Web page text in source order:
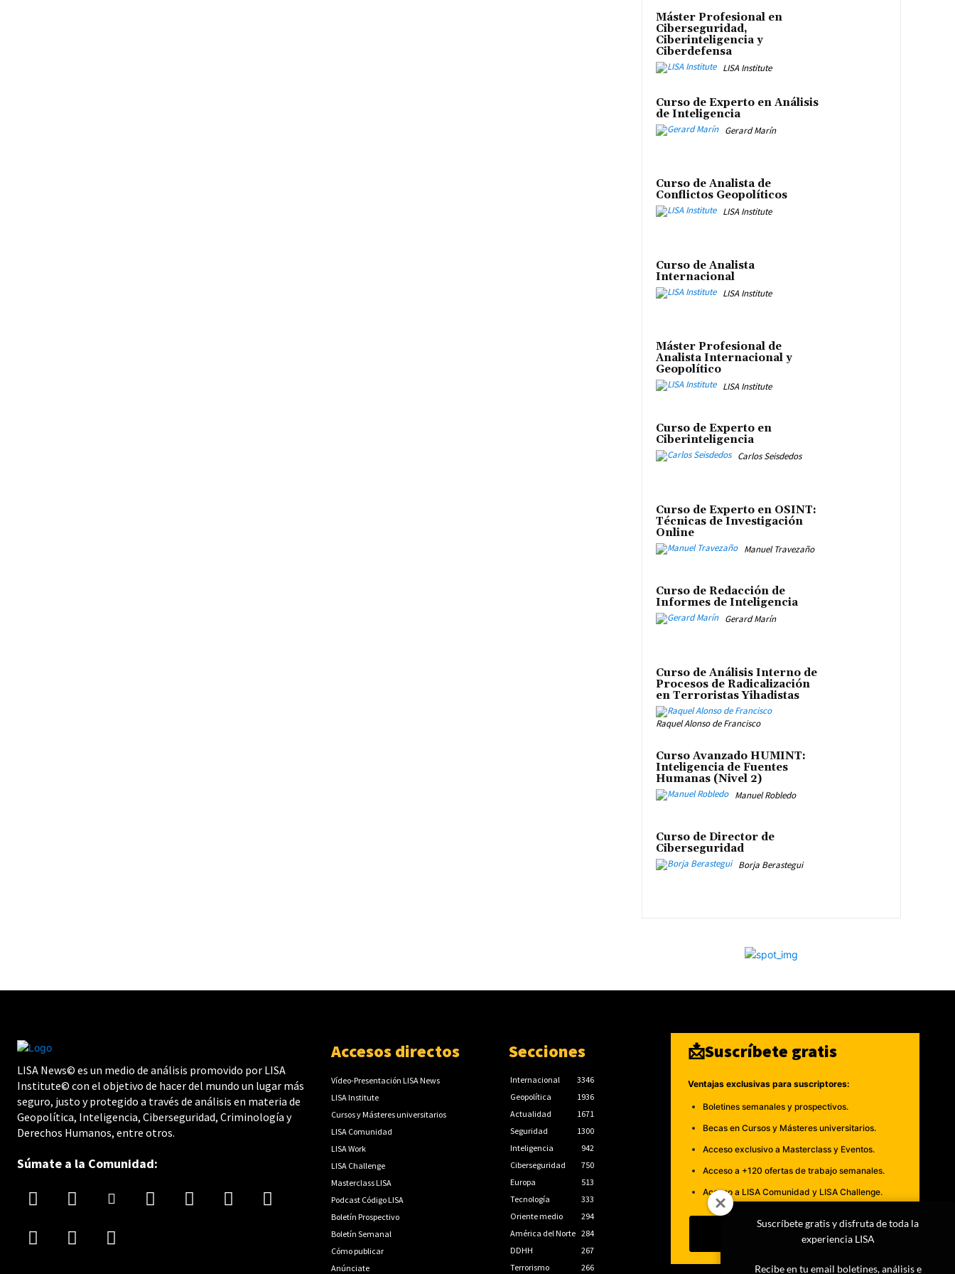
Máster Profesional en
Ciberseguridad,
Ciberinteligencia y
Ciberdefensa
LISA Institute
Curso de Experto en Análisis
de Inteligencia
Gerard Marín
Curso de Analista de
Conflictos Geopolíticos
LISA Institute
Curso de Analista
Internacional
LISA Institute
Máster Profesional de
Analista Internacional y
Geopolítico
LISA Institute
Curso de Experto en
Ciberinteligencia
Carlos Seisdedos
Curso de Experto en OSINT:
Técnicas de Investigación
Online
Manuel Travezaño
Curso de Redacción de
Informes de Inteligencia
Gerard Marín
Curso de Análisis Interno de
Procesos de Radicalización
en Terroristas Yihadistas
Raquel Alonso de Francisco
Curso Avanzado HUMINT:
Inteligencia de Fuentes
Humanas (Nivel 2)
Manuel Robledo
Curso de Director de
Ciberseguridad
Borja Berastegui
LISA News© es un medio de análisis promovido por LISA
Institute© con el objetivo de hacer del mundo un lugar más
seguro, justo y protegido a través de análisis en materia de
Geopolítica, Inteligencia, Ciberseguridad, Criminología y
Derechos Humanos, entre otros.
Súmate a la Comunidad:
Accesos directos
Vídeo-Presentación LISA News
LISA Institute
Cursos y Másteres universitarios
LISA Comunidad
LISA Work
LISA Challenge
Masterclass LISA
Podcast Código LISA
Boletín Prospectivo
Boletín Semanal
Cómo publicar
Anúnciate
Secciones
Internacional
3346
Geopolítica
1936
Actualidad
1671
Seguridad
1300
Inteligencia
942
Ciberseguridad
750
Europa
513
Tecnología
333
Oriente medio
294
América del Norte 284
DDHH
267
Terrorismo
266
📩Suscríbete gratis
Ventajas exclusivas para suscriptores:
Boletines semanales y prospectivos.
Becas en Cursos y Másteres universitarios.
Acceso exclusivo a Masterclass y Eventos.
Acceso a +120 ofertas de trabajo semanales.
Acceso a LISA Comunidad y LISA Challenge.
Suscribirme
Suscríbete gratis y disfruta de toda la
experiencia LISA
Recibe en tu email boletines, análisis e